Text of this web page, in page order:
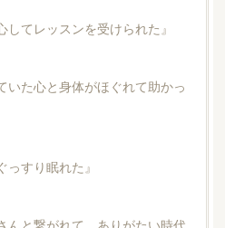
してレッスンを受けられた』
いた心と身体がほぐれて助かっ
っすり眠れた』
んと繋がれて、ありがたい時代